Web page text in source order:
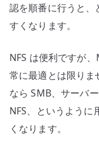
認を順番に行うと
すくなります。
NFS は便利ですが
常に最適とは限り
なら SMB、サーバ
NFS、というように
くなります。